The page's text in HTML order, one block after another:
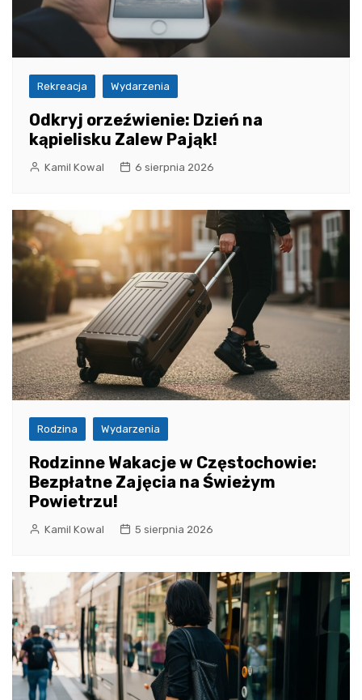
Rekreacja Wydarzenia
Odkryj orzeźwienie: Dzień na
kąpielisku Zalew Pająk!
Kamil Kowal 6 sierpnia 2026
Rodzina Wydarzenia
Rodzinne Wakacje w Częstochowie:
Bezpłatne Zajęcia na Świeżym
Powietrzu!
Kamil Kowal 5 sierpnia 2026